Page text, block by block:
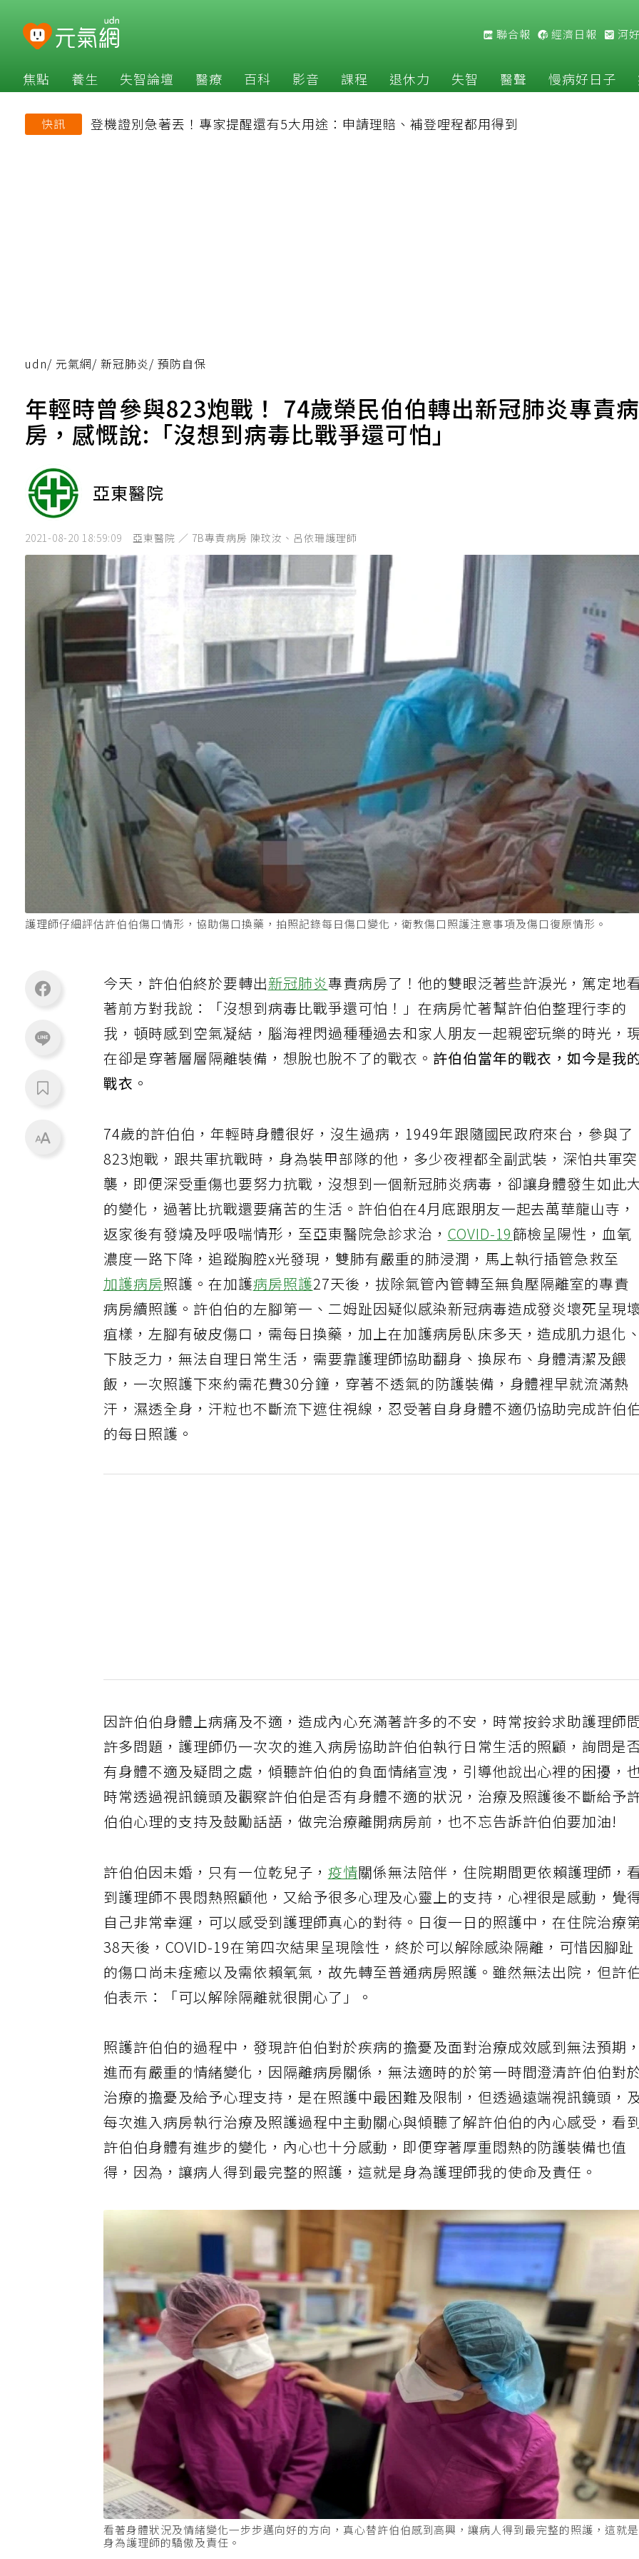
聯合報 經濟日報 河
焦點 養生 失智論壇 醫療 百科 影音 課程 退休力 失智 醫聲 慢病好日子
快訊 登機證別急著丟！專家提醒還有5大用途：申請理賠、補登哩程都用得到
udn/ 元氣網/ 新冠肺炎/ 預防自保
年輕時曾參與823炮戰！ 74歲榮民伯伯轉出新冠肺炎專責
房，感慨說:「沒想到病毒比戰爭還可怕」
亞東醫院
2021-08-20 18:59:09 亞東醫院 ／ 7B專責病房 陳玟汝、呂依珊護理師
護理師仔細評估許伯伯傷口情形，協助傷口換藥，拍照記錄每日傷口變化，衛教傷口照護注意事項及傷口復原情形。
今天，許伯伯終於要轉出新冠肺炎專責病房了！他的雙眼泛著些許淚光，篤定地
著前方對我說：「沒想到病毒比戰爭還可怕！」在病房忙著幫許伯伯整理行李的
我，頓時感到空氣凝結，腦海裡閃過種種過去和家人朋友一起親密玩樂的時光，
在卻是穿著層層隔離裝備，想脫也脫不了的戰衣。許伯伯當年的戰衣，如今是我
戰衣 。
74歲的許伯伯，年輕時身體很好，沒生過病，1949年跟隨國民政府來台，參與了
823炮戰，跟共軍抗戰時，身為裝甲部隊的他，多少夜裡都全副武裝，深怕共軍
襲，即便深受重傷也要努力抗戰，沒想到一個新冠肺炎病毒，卻讓身體發生如此
的變化，過著比抗戰還要痛苦的生活。許伯伯在4月底跟朋友一起去萬華龍山寺，
返家後有發燒及呼吸喘情形，至亞東醫院急診求治，COVID-19篩檢呈陽性，血氧
濃度一路下降，追蹤胸腔x光發現，雙肺有嚴重的肺浸潤，馬上執行插管急救至
加護病房照護。在加護病房照護27天後，拔除氣管內管轉至無負壓隔離室的專責
病房續照護。許伯伯的左腳第一、二姆趾因疑似感染新冠病毒造成發炎壞死呈現
疽樣，左腳有破皮傷口，需每日換藥，加上在加護病房臥床多天，造成肌力退化
下肢乏力，無法自理日常生活，需要靠護理師協助翻身、換尿布、身體清潔及餵
飯，一次照護下來約需花費30分鐘，穿著不透氣的防護裝備，身體裡早就流滿熱
汗，濕透全身，汗粒也不斷流下遮住視線，忍受著自身身體不適仍協助完成許伯
的每日照護。
因許伯伯身體上病痛及不適，造成內心充滿著許多的不安，時常按鈴求助護理師
許多問題，護理師仍一次次的進入病房協助許伯伯執行日常生活的照顧，詢問是
有身體不適及疑問之處，傾聽許伯伯的負面情緒宣洩，引導他說出心裡的困擾，
時常透過視訊鏡頭及觀察許伯伯是否有身體不適的狀況，治療及照護後不斷給予
伯伯心理的支持及鼓勵話語，做完治療離開病房前，也不忘告訴許伯伯要加油!
許伯伯因未婚，只有一位乾兒子，疫情關係無法陪伴，住院期間更依賴護理師，
到護理師不畏悶熱照顧他，又給予很多心理及心靈上的支持，心裡很是感動，覺
自己非常幸運，可以感受到護理師真心的對待。日復一日的照護中，在住院治療
38天後，COVID-19在第四次結果呈現陰性，終於可以解除感染隔離，可惜因腳趾
的傷口尚未痊癒以及需依賴氧氣，故先轉至普通病房照護。雖然無法出院，但許
伯表示：「可以解除隔離就很開心了」。
照護許伯伯的過程中，發現許伯伯對於疾病的擔憂及面對治療成效感到無法預期
進而有嚴重的情緒變化，因隔離病房關係，無法適時的於第一時間澄清許伯伯對
治療的擔憂及給予心理支持，是在照護中最困難及限制，但透過遠端視訊鏡頭，
每次進入病房執行治療及照護過程中主動關心與傾聽了解許伯伯的內心感受，看
許伯伯身體有進步的變化，內心也十分感動，即便穿著厚重悶熱的防護裝備也值
得，因為，讓病人得到最完整的照護，這就是身為護理師我的使命及責任。
看著身體狀況及情緒變化一步步邁向好的方向，真心替許伯伯感到高興，讓病人得到最完整的照護，這就